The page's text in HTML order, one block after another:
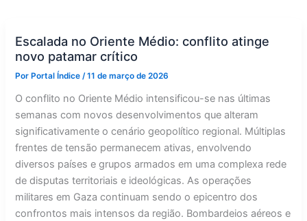
Escalada no Oriente Médio: conflito atinge
novo patamar crítico
Por Portal Índice/11 de março de 2026
O conflito no Oriente Médio intensificou-se nas últimas
semanas com novos desenvolvimentos que alteram
significativamente o cenário geopolítico regional. Múltiplas
frentes de tensão permanecem ativas, envolvendo
diversos países e grupos armados em uma complexa rede
de disputas territoriais e ideológicas. As operações
militares em Gaza continuam sendo o epicentro dos
confrontos mais intensos da região. Bombardeios aéreos e